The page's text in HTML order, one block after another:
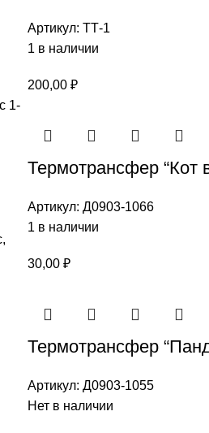
Артикул: ТТ-1
1 в наличии
200,00 ₽
Термотрансфер “Кот
Артикул: Д0903-1066
1 в наличии
30,00 ₽
Термотрансфер
Артикул: Д0903-1055
Нет в наличии
1-